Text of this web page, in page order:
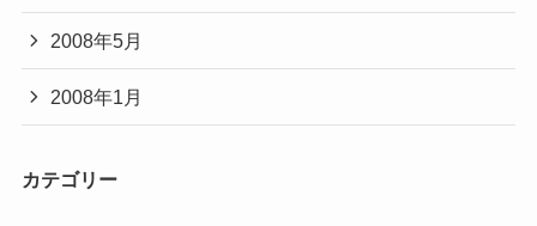
2008年5月
2008年1月
カテゴリー